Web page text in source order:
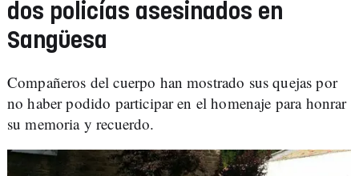
dos policías asesinados en
Sangüesa
Compañeros del cuerpo han mostrado sus quejas por
no haber podido participar en el homenaje para honrar
su memoria y recuerdo.